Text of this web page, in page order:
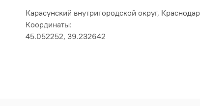
Карасунский внутригородской округ, Краснодар
Координаты:
45.052252, 39.232642